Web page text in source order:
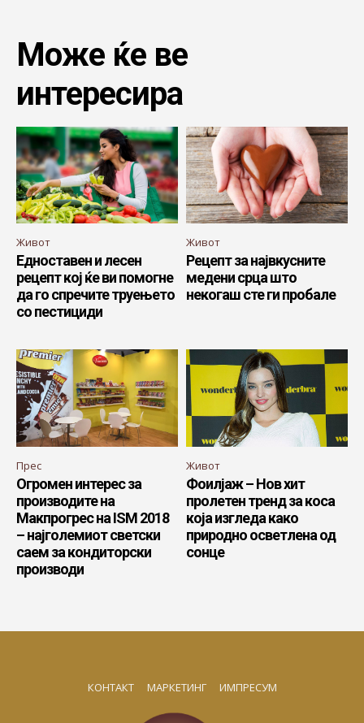
Може ќе ве
интересира
Живот
Едноставен и лесен
рецепт кој ќе ви помогне
да го спречите труењето
со пестициди
Живот
Рецепт за највкусните
медени срца што
некогаш сте ги пробале
Прес
Огромен интерес за
производите на
Макпрогрес на ISM 2018
– најголемиот светски
саем за кондиторски
производи
Живот
Фоилјаж – Нов хит
пролетен тренд за коса
која изгледа како
природно осветлена од
сонце
КОНТАКТ МАРКЕТИНГ ИМПРЕСУМ